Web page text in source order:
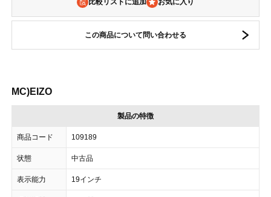
比較リストに追加
この商品について問い合わせる
MC)EIZO
製品の特徴
商品コード 109189
状態 中古品
表示能力 19インチ